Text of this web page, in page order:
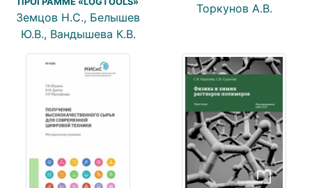
Земцов Н.С., Белышев
Ю.В., Вандышева К.В.
Торкунов А.В.